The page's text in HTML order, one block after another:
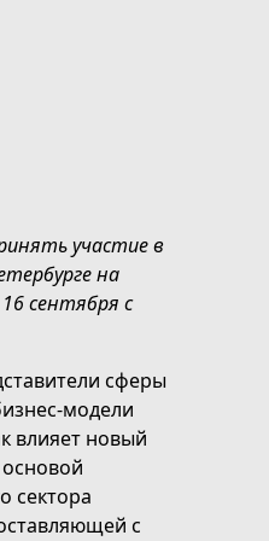
участие в
на
сентября с
сферы
модели
влияет новый
сектора
с